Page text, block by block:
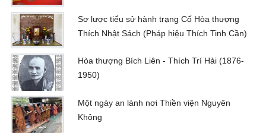
Sơ lược tiểu sử hành trạng Cố Hòa thượng
Thích Nhật Sách (Pháp hiệu Thích Tinh Cần)
Hòa thượng Bích Liên - Thích Trí Hải (1876-
1950)
Một ngày an lành nơi Thiền viện Nguyên
Không